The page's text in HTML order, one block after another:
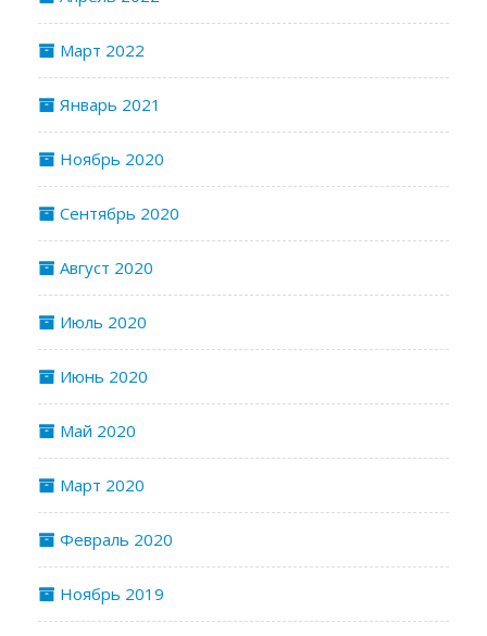
Март 2022
Январь 2021
Ноябрь 2020
Сентябрь 2020
Август 2020
Июль 2020
Июнь 2020
Май 2020
Март 2020
Февраль 2020
Ноябрь 2019